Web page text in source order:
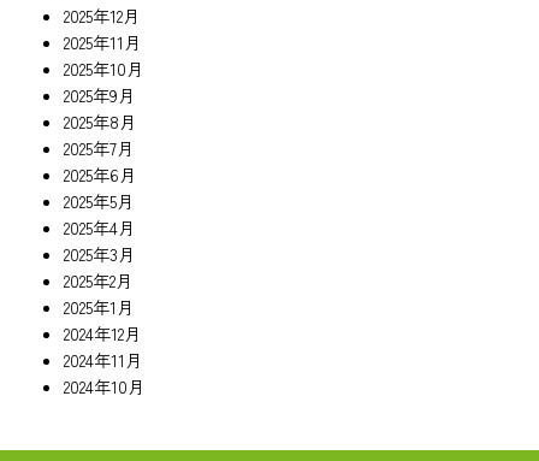
2025年12月
2025年11月
2025年10月
2025年9月
2025年8月
2025年7月
2025年6月
2025年5月
2025年4月
2025年3月
2025年2月
2025年1月
2024年12月
2024年11月
2024年10月